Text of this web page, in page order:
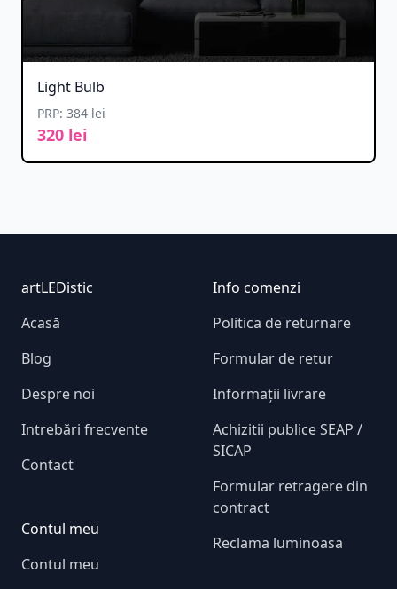
Light Bulb
PRP: 384 lei
320 lei
Footer
artLEDistic
Acasă
Blog
Despre noi
Intrebări frecvente
Contact
Contul meu
Contul meu
Info comenzi
Politica de returnare
Formular de retur
Informații livrare
Achizitii publice SEAP /
SICAP
Formular retragere din
contract
Reclama luminoasa